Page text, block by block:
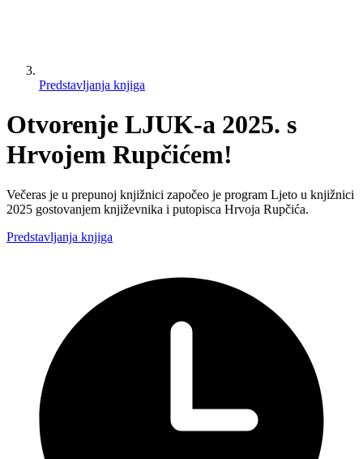
Predstavljanja knjiga
Otvorenje LJUK-a 2025. s
Hrvojem Rupčićem!
Večeras je u prepunoj knjižnici započeo je program Ljeto u knjižnici
2025 gostovanjem književnika i putopisca Hrvoja Rupčića.
Predstavljanja knjiga